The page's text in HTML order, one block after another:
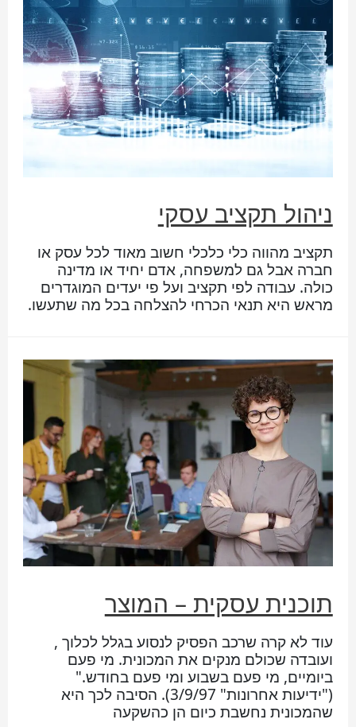
ניהול תקציב עסקי
תקציב מהווה כלי כלכלי חשוב מאוד לכל עסק או
חברה אבל גם למשפחה, אדם יחיד או מדינה
כולה. עבודה לפי תקציב ועל פי יעדים המוגדרים
מראש היא תנאי הכרחי להצלחה בכל מה שתעשו.
תוכנית עסקית – המוצר
עוד לא קרה שרכב הפסיק לנסוע בגלל לכלוך ,
ועובדה שכולם מנקים את המכונית. מי פעם
ביומיים, מי פעם בשבוע ומי פעם בחודש."
("ידיעות אחרונות" 3/9/97). הסיבה לכך היא
שהמכונית נחשבת כיום הן כהשקעה